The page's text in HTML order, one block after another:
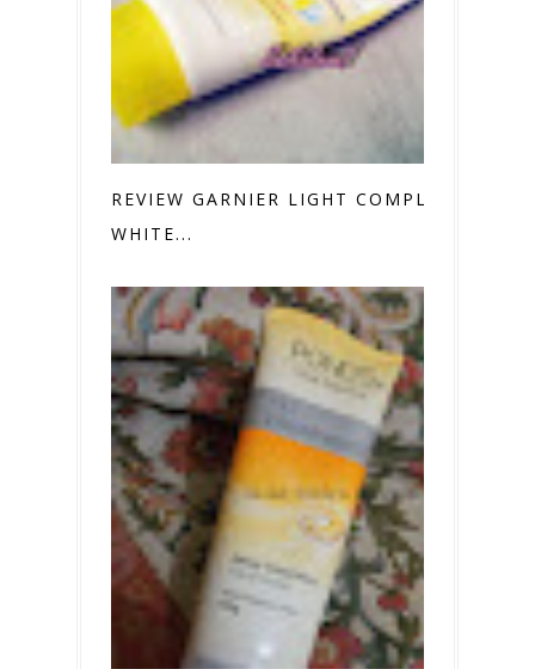
REVIEW GARNIER LIGHT COMPLETE
WHITE...